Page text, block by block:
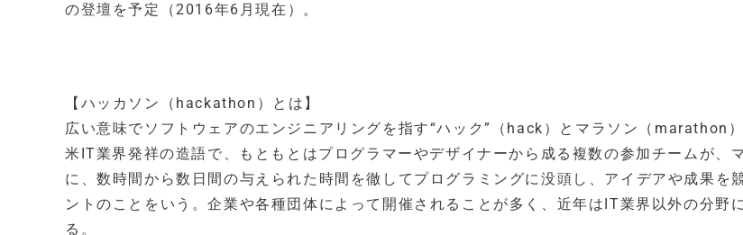
の登壇を予定（2016年6月現在）。
【ハッカソン（hackathon）とは】
広い意味でソフトウェアのエンジニアリングを指す“ハック”（hack）とマラソン（marathon
米IT業界発祥の造語で、もともとはプログラマーやデザイナーから成る複数の参加チームが、
に、数時間から数日間の与えられた時間を徹してプログラミングに没頭し、アイデアや成果を
ントのことをいう。企業や各種団体によって開催されることが多く、近年はIT業界以外の分野
る。